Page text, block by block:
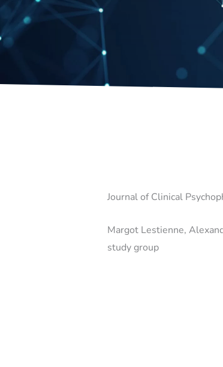
Journal of Clinical
Margot Lestienne,
study group